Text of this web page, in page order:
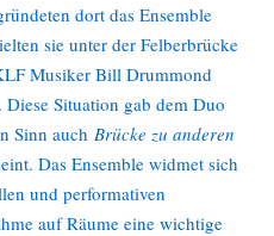
dort das Ensemble
sie unter der Felberbrücke
Musiker Bill Drummond
Situation gab dem Duo
Sinn auch Brücke zu anderen
Das Ensemble widmet sich
und performativen
auf Räume eine wichtige